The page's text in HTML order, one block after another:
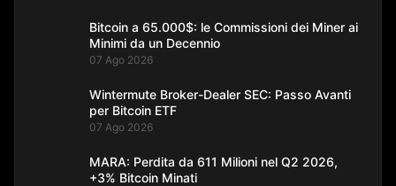
Bitcoin a 65.000$: le Commissioni dei Miner ai
Minimi da un Decennio
07 Ago 2026
Wintermute Broker-Dealer SEC: Passo Avanti
per Bitcoin ETF
07 Ago 2026
MARA: Perdita da 611 Milioni nel Q2 2026,
+3% Bitcoin Minati